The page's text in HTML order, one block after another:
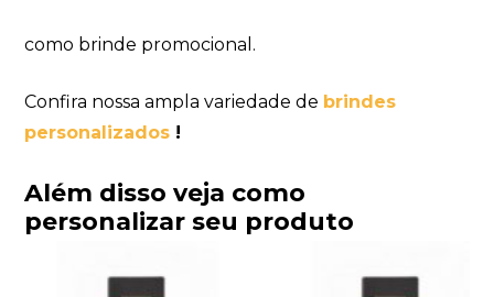
como brinde promocional.
Confira nossa ampla variedade de brindes
personalizados !
Além disso veja como
personalizar seu produto